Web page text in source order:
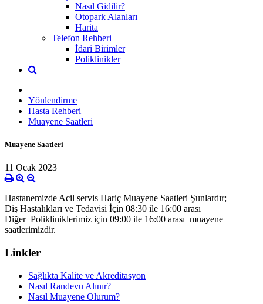
Nasıl Gidilir?
Otopark Alanları
Harita
Telefon Rehberi
İdari Birimler
Poliklinikler
Yönlendirme
Hasta Rehberi
Muayene Saatleri
Muayene Saatleri
11 Ocak 2023
Hastanemizde Acil servis Hariç Muayene Saatleri Şunlardır;
Diş Hastalıkları ve Tedavisi İçin 08:30 ile 16:00 arası
Diğer Polikliniklerimiz için 09:00 ile 16:00 arası muayene
saatlerimizdir.
Linkler
Sağlıkta Kalite ve Akreditasyon
Nasıl Randevu Alınır?
Nasıl Muayene Olurum?